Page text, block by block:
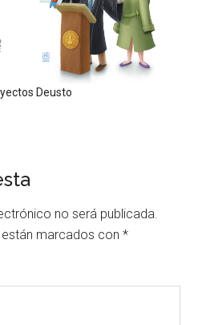
Deusto
no será publicada.
marcados con*